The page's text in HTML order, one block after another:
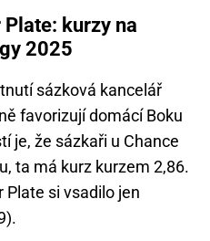
kurzy na
2025
sázková kancelář
favorizují domácí Boku
je, že sázkaři u Chance
ta má kurz kurzem 2,86.
Plate si vsadilo jen